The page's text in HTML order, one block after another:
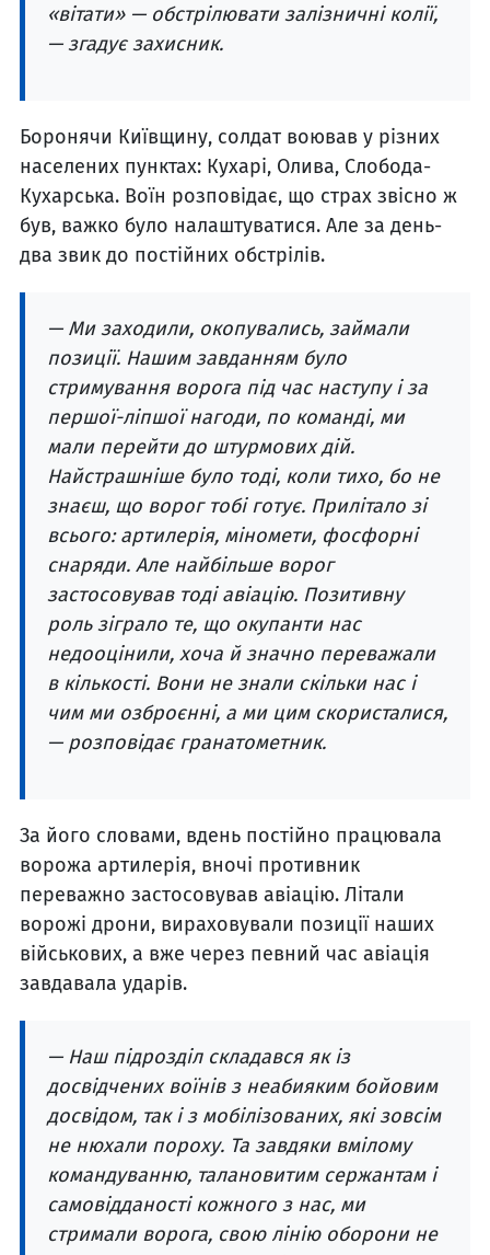
«вітати» — обстрілювати залізничні колії,
— згадує захисник.
Боронячи Київщину, солдат воював у різних
населених пунктах: Кухарі, Олива, Слобода-
Кухарська. Воїн розповідає, що страх звісно ж
був, важко було налаштуватися. Але за день-
два звик до постійних обстрілів.
— Ми заходили, окопувались, займали
позиції. Нашим завданням було
стримування ворога під час наступу і за
першої-ліпшої нагоди, по команді, ми
мали перейти до штурмових дій.
Найстрашніше було тоді, коли тихо, бо не
знаєш, що ворог тобі готує. Прилітало зі
всього: артилерія, міномети, фосфорні
снаряди. Але найбільше ворог
застосовував тоді авіацію. Позитивну
роль зіграло те, що окупанти нас
недооцінили, хоча й значно переважали
в кількості. Вони не знали скільки нас і
чим ми озброєнні, а ми цим скористалися,
— розповідає гранатометник.
За його словами, вдень постійно працювала
ворожа артилерія, вночі противник
переважно застосовував авіацію. Літали
ворожі дрони, вираховували позиції наших
військових, а вже через певний час авіація
завдавала ударів.
— Наш підрозділ складався як із
досвідчених воїнів з неабияким бойовим
досвідом, так і з мобілізованих, які зовсім
не нюхали пороху. Та завдяки вмілому
командуванню, талановитим сержантам і
самовідданості кожного з нас, ми
стримали ворога, свою лінію оборони не